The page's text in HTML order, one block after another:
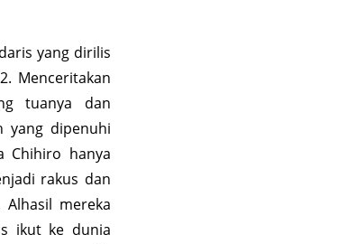
yang dirilis
Menceritakan
tuanya dan
yang dipenuhi
Chihiro hanya
rakus dan
mereka
ikut ke dunia